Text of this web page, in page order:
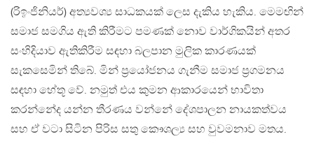
(රිඉංජිනියර්) අත්‍යවශ්‍ය සාධකයක් ලෙස දැකිය හැකිය. මෙමඟින්
සමාජ සමගිය ඇති කිරීමට පමණක් නොව වාර්ගිකයින් අතර
සංහිදියාව ඇතිකිරීම සඳහා බලපාන මුලික කාරණයක්
සැකසෙමින් තිබේ. මින් ප්‍රයෝජනය ගැනීම සමාජ ප්‍රගමනය
සඳහා හේතූ වේ. නමුත් එය කුමන ආකාරයෙන් භාවිතා
කරන්නේද යන්න තීරණය වන්නේ දේශපාලන නායකත්වය
සහ ඒ වටා සිටින පිරිස සතු කෞශල්‍ය සහ වුවමනාව මතය.